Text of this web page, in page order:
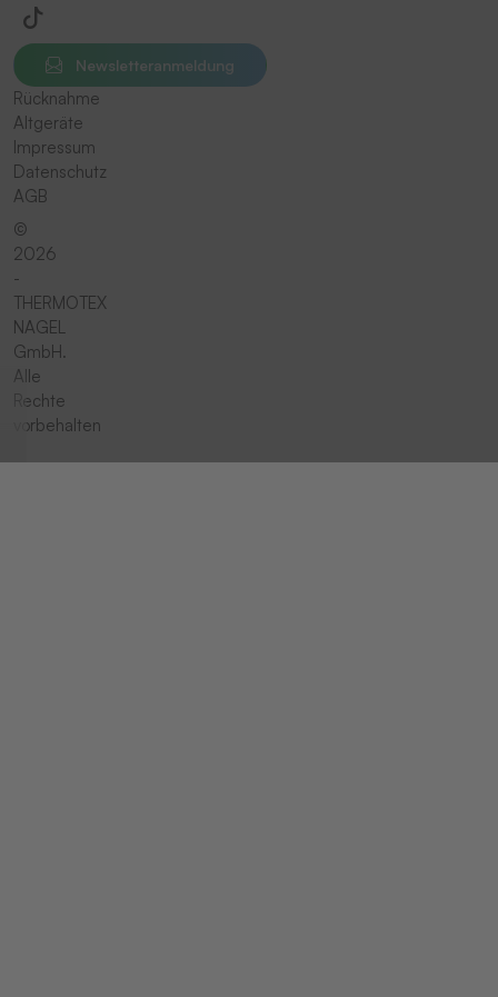
Newsletteranmeldung
Rücknahme
Altgeräte
Impressum
Datenschutz
AGB
©
2026
-
THERMOTEX
NAGEL
GmbH.
Alle
Rechte
vorbehalten